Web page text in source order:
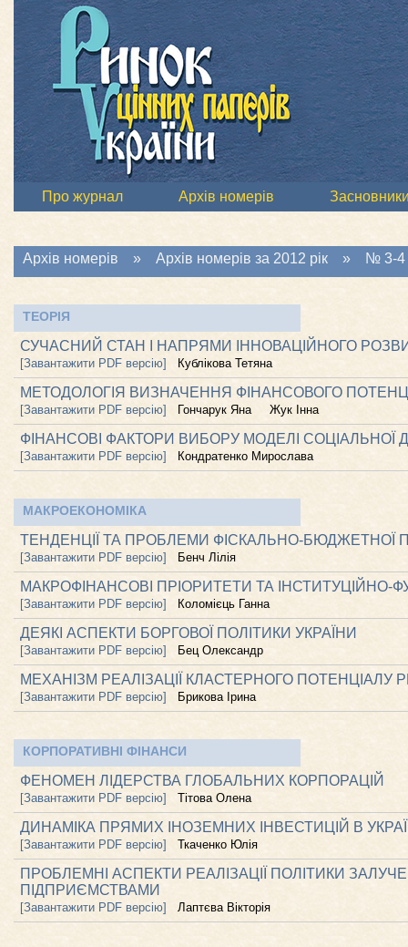
Про журнал Архів номерів
Архів номерів » Архів номерів за 2012 рік » № 3-4
ТЕОРІЯ
СУЧАСНИЙ СТАН І НАПРЯМИ ІННОВАЦІЙНОГО
[Завантажити PDF версію] Кублікова Тетяна
МЕТОДОЛОГІЯ ВИЗНАЧЕННЯ ФІНАНСОВОГО
[Завантажити PDF версію] Гончарук Яна Жук Інна
ФІНАНСОВІ ФАКТОРИ ВИБОРУ МОДЕЛІ СОЦІАЛЬНОЇ
[Завантажити PDF версію] Кондратенко Мирослава
МАКРОЕКОНОМІКА
ТЕНДЕНЦІЇ ТА ПРОБЛЕМИ ФІСКАЛЬНО-БЮДЖЕТНОЇ
[Завантажити PDF версію] Бенч Лілія
МАКРОФІНАНСОВІ ПРІОРИТЕТИ ТА
[Завантажити PDF версію] Коломієць Ганна
ДЕЯКІ АСПЕКТИ БОРГОВОЇ ПОЛІТИКИ УКРАЇНИ
[Завантажити PDF версію] Бец Олександр
МЕХАНІЗМ РЕАЛІЗАЦІЇ КЛАСТЕРНОГО ПОТЕНЦІАЛУ
[Завантажити PDF версію] Брикова Ірина
КОРПОРАТИВНІ ФІНАНСИ
ФЕНОМЕН ЛІДЕРСТВА ГЛОБАЛЬНИХ КОРПОРАЦІЙ
[Завантажити PDF версію] Тітова Олена
ДИНАМІКА ПРЯМИХ ІНОЗЕМНИХ ІНВЕСТИЦІЙ В
[Завантажити PDF версію] Ткаченко Юлія
ПРОБЛЕМНІ АСПЕКТИ РЕАЛІЗАЦІЇ ПОЛІТИКИ
ПІДПРИЄМСТВАМИ
[Завантажити PDF версію] Лаптєва Вікторія